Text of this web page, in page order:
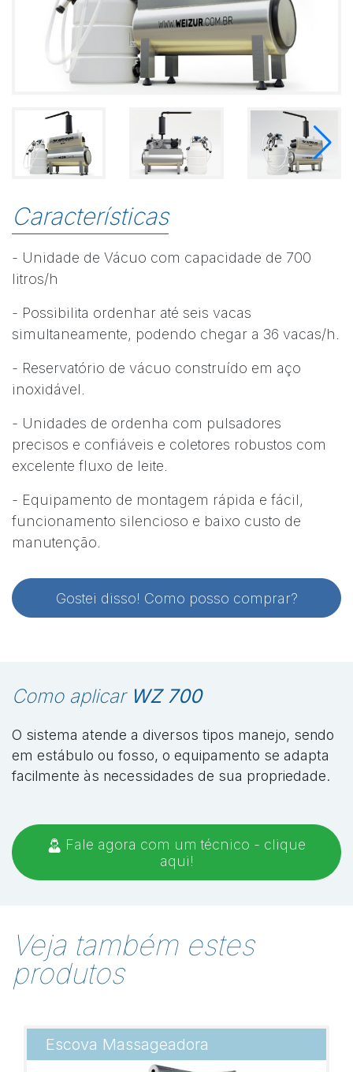
Características
- Unidade de Vácuo com capacidade de 700
litros/h
- Possibilita ordenhar até seis vacas
simultaneamente, podendo chegar a 36 vacas/h.
- Reservatório de vácuo construído em aço
inoxidável.
- Unidades de ordenha com pulsadores
precisos e confiáveis e coletores robustos com
excelente fluxo de leite.
- Equipamento de montagem rápida e fácil,
funcionamento silencioso e baixo custo de
manutenção.
Gostei disso! Como posso comprar?
Como aplicar WZ 700
O sistema atende a diversos tipos manejo, sendo
em estábulo ou fosso, o equipamento se adapta
facilmente às necessidades de sua propriedade.
Fale agora com um técnico - clique
aqui!
Veja também estes
produtos
Escova Massageadora